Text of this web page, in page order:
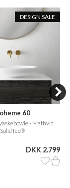
DESIGN SALE
60
- Mathvid
SolidTec®
DKK 2.799